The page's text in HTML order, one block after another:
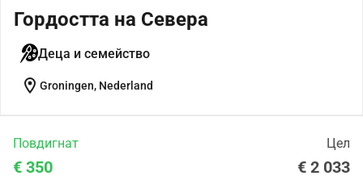
Гордостта на Севера
Деца и семейство
location_on Groningen, Nederland
Повдигнат Цел
€ 350 € 2 033